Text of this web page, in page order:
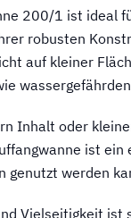
200/1 ist ideal
robusten
auf kleiner
Inhalt oder
ist
genutzt werden
Vielseitigkeit